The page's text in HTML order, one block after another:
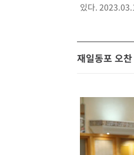
있다.
재일동포 오